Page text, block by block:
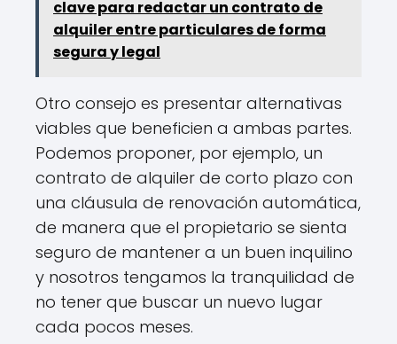
clave para redactar un contrato de
alquiler entre particulares de forma
segura y legal
Otro consejo es presentar alternativas
viables que beneficien a ambas partes.
Podemos proponer, por ejemplo, un
contrato de alquiler de corto plazo con
una cláusula de renovación automática,
de manera que el propietario se sienta
seguro de mantener a un buen inquilino
y nosotros tengamos la tranquilidad de
no tener que buscar un nuevo lugar
cada pocos meses.